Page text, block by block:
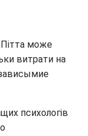
Пітта може
витрати на
психологів